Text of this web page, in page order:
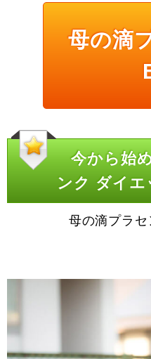
母の滴
今から始
ンク ダイエ
母の滴プラ